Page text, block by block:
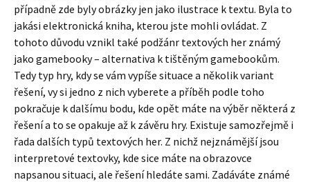
případně zde byly obrázky jen jako ilustrace k textu. Byla to
jakási elektronická kniha, kterou jste mohli ovládat. Z
tohoto důvodu vznikl také podžánr textových her známý
jako gamebooky – alternativa k tištěným gamebookům.
Tedy typ hry, kdy se vám vypíše situace a několik variant
řešení, vy si jedno z nich vyberete a příběh podle toho
pokračuje k dalšímu bodu, kde opět máte na výběr některá z
řešení a to se opakuje až k závěru hry. Existuje samozřejmě i
řada dalších typů textových her. Z nichž nejznámější jsou
interpretové textovky, kde sice máte na obrazovce
napsanou situaci, ale řešení hledáte sami. Zadáváte známé